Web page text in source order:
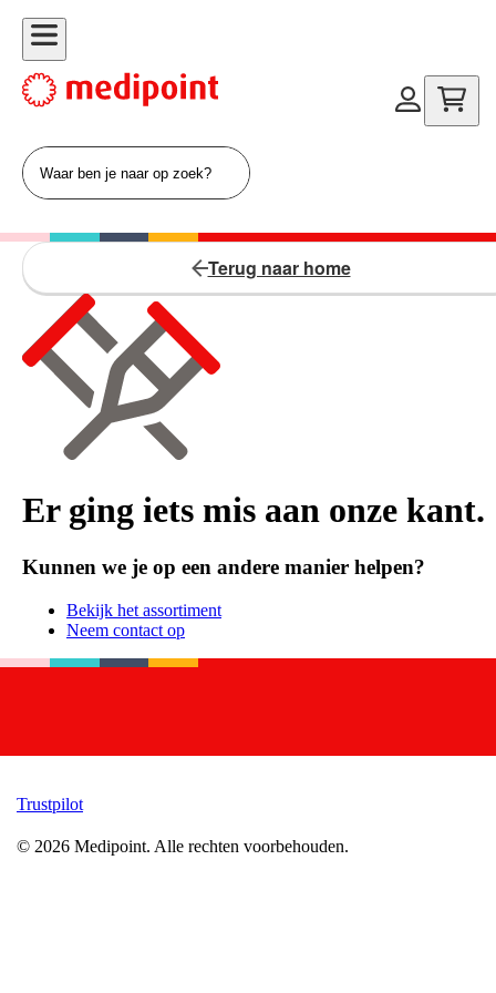
Terug naar home
Er ging iets mis aan onze kant.
Kunnen we je op een andere manier helpen?
Bekijk het assortiment
Neem contact op
Trustpilot
© 2026 Medipoint. Alle rechten voorbehouden.